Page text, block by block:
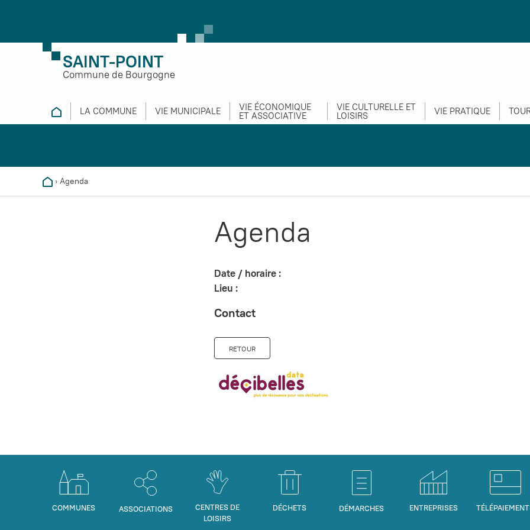
SAINT-POINT
Commune de Bourgogne
LA COMMUNE VIE MUNICIPALE VIE ÉCONOMIQUE
ET ASSOCIATIVE
VIE CULTURELLE ET
LOISIRS VIE PRATIQUE
› Agenda
Agenda
Date / horaire :
Lieu :
Contact
RETOUR
COMMUNES ASSOCIATIONS
CENTRES DE
LOISIRS
DÉCHETS DÉMARCHES ENTREPRISES